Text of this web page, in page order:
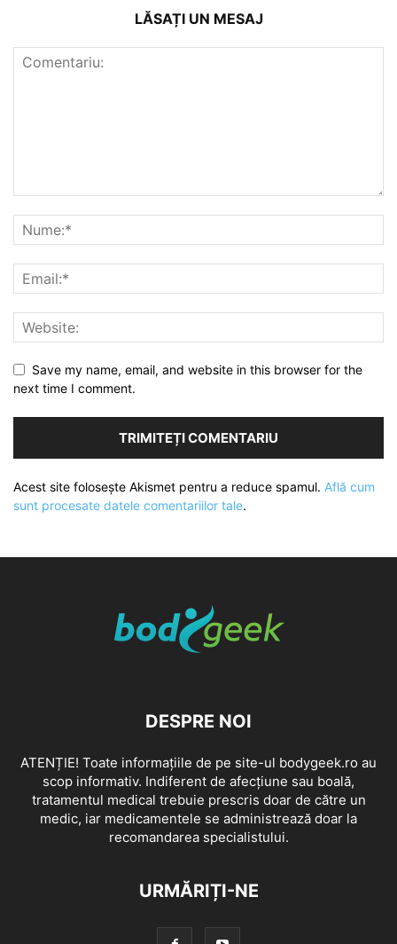
LĂSAȚI UN MESAJ
Save my name, email, and website in this browser for the
next time I comment.
Acest site folosește Akismet pentru a reduce spamul. Află cum
sunt procesate datele comentariilor tale.
DESPRE NOI
ATENȚIE! Toate informațiile de pe site-ul bodygeek.ro au
scop informativ. Indiferent de afecțiune sau boală,
tratamentul medical trebuie prescris doar de către un
medic, iar medicamentele se administrează doar la
recomandarea specialistului.
URMĂRIȚI-NE